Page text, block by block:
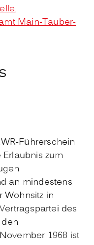
Main-Tauber-
Führerschein
zum
an mindestens
Wohnsitz in
des
1968 ist